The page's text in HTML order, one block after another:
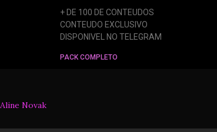
+ DE 100 DE CONTEUDOS
CONTEUDO EXCLUSIVO
DISPONIVEL NO TELEGRAM
PACK COMPLETO
Aline Novak